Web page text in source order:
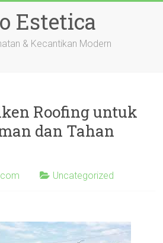
Estetica
& Kecantikan Modern
Roofing untuk
dan Tahan
Uncategorized